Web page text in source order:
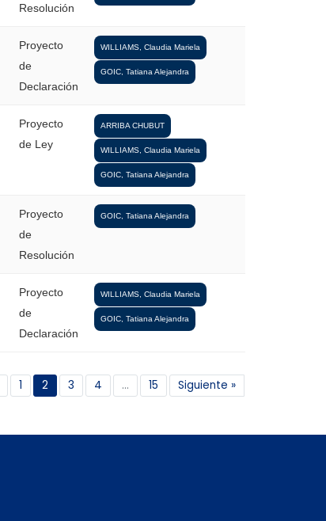
Resolución
Proyecto
de
Declaración
WILLIAMS, Claudia Mariela
GOIC, Tatiana Alejandra
Proyecto
de Ley
ARRIBA CHUBUT
WILLIAMS, Claudia Mariela
GOIC, Tatiana Alejandra
Proyecto
de
Resolución
GOIC, Tatiana Alejandra
Proyecto
de
Declaración
WILLIAMS, Claudia Mariela
GOIC, Tatiana Alejandra
1 2 3 4 ... 15 Siguiente »